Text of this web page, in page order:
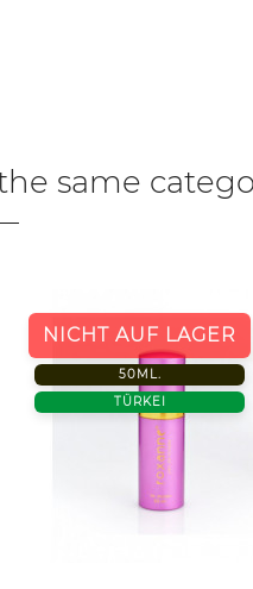
same
NICHT AUF LAGER
50ML.
TÜRKEI